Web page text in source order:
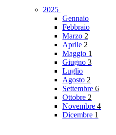
2025
Gennaio
Febbraio
Marzo 2
Aprile 2
Maggio 1
Giugno 3
Luglio
Agosto 2
Settembre 6
Ottobre 2
Novembre 4
Dicembre 1